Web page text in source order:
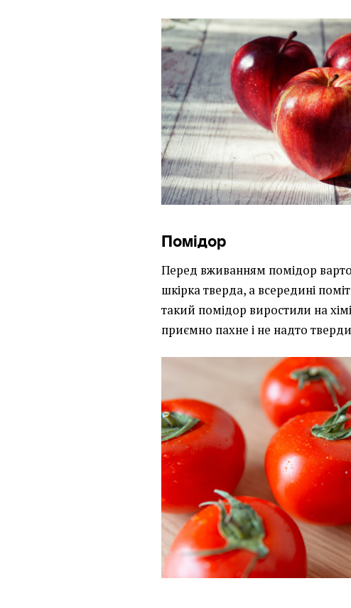
Помідор
Перед вживанням помідор
шкірка тверда, а всередині
такий помідор виростили на
приємно пахне і не надто